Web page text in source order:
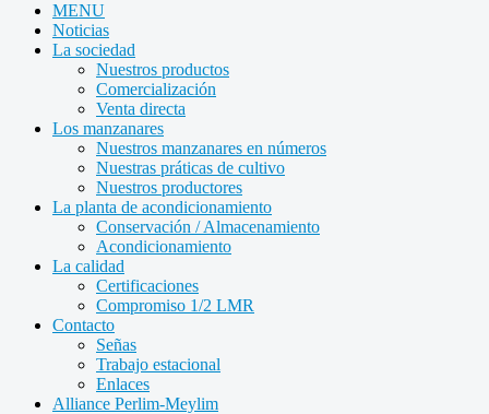
MENU
Noticias
La sociedad
Nuestros productos
Comercialización
Venta directa
Los manzanares
Nuestros manzanares en números
Nuestras práticas de cultivo
Nuestros productores
La planta de acondicionamiento
Conservación / Almacenamiento
Acondicionamiento
La calidad
Certificaciones
Compromiso 1/2 LMR
Contacto
Señas
Trabajo estacional
Enlaces
Alliance Perlim-Meylim